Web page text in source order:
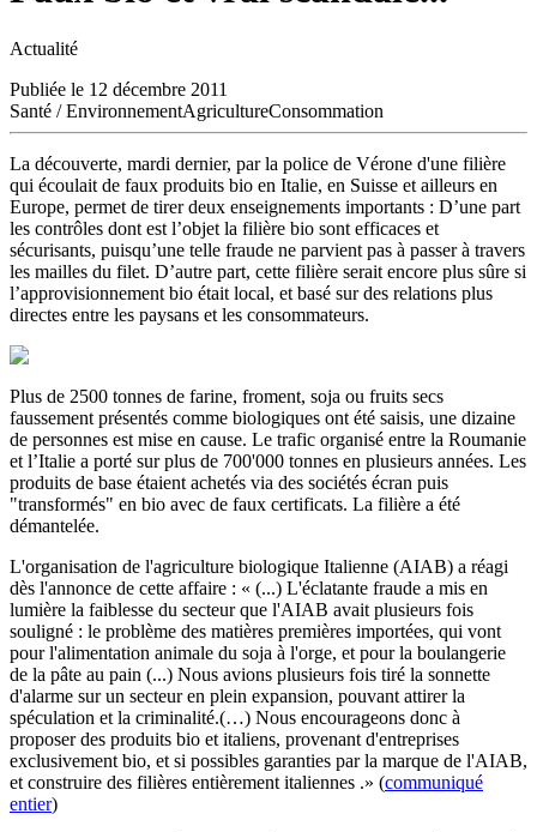
Actualité
Publiée le 12 décembre 2011
Santé / EnvironnementAgricultureConsommation
La découverte, mardi dernier, par la police de Vérone d'une filière
qui écoulait de faux produits bio en Italie, en Suisse et ailleurs en
Europe, permet de tirer deux enseignements importants : D’une part
les contrôles dont est l’objet la filière bio sont efficaces et
sécurisants, puisqu’une telle fraude ne parvient pas à passer à travers
les mailles du filet. D’autre part, cette filière serait encore plus sûre si
l’approvisionnement bio était local, et basé sur des relations plus
directes entre les paysans et les consommateurs.
Plus de 2500 tonnes de farine, froment, soja ou fruits secs
faussement présentés comme biologiques ont été saisis, une dizaine
de personnes est mise en cause. Le trafic organisé entre la Roumanie
et l’Italie a porté sur plus de 700'000 tonnes en plusieurs années. Les
produits de base étaient achetés via des sociétés écran puis
"transformés" en bio avec de faux certificats. La filière a été
démantelée.
L'organisation de l'agriculture biologique Italienne (AIAB) a réagi
dès l'annonce de cette affaire : « (...) L'éclatante fraude a mis en
lumière la faiblesse du secteur que l'AIAB avait plusieurs fois
souligné : le problème des matières premières importées, qui vont
pour l'alimentation animale du soja à l'orge, et pour la boulangerie
de la pâte au pain (...) Nous avions plusieurs fois tiré la sonnette
d'alarme sur un secteur en plein expansion, pouvant attirer la
spéculation et la criminalité.(…) Nous encourageons donc à
proposer des produits bio et italiens, provenant d'entreprises
exclusivement bio, et si possibles garanties par la marque de l'AIAB,
et construire des filières entièrement italiennes .» (communiqué
entier)